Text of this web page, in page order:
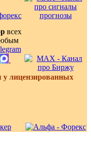
всех
.
у лицензированных